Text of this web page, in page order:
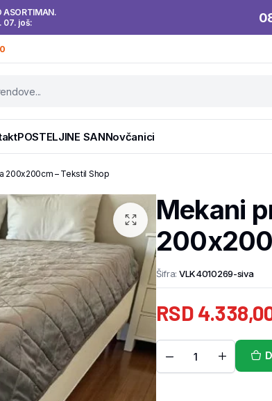
ASORTIMAN.
07. još:
POSTELJINE SANNovčanici
200x200cm – Tekstil Shop
Mekani
Šifra: VLK4010269-siva
RSD